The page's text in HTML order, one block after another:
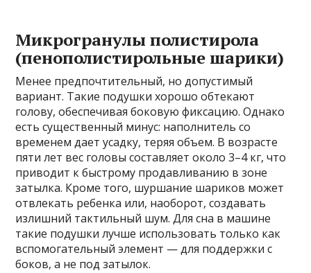
Микрогранулы полистирола
(пенополистирольные шарики)
Менее предпочтительный, но допустимый
вариант. Такие подушки хорошо обтекают
голову, обеспечивая боковую фиксацию. Однако
есть существенный минус: наполнитель со
временем дает усадку, теряя объем. В возрасте
пяти лет вес головы составляет около 3–4 кг, что
приводит к быстрому продавливанию в зоне
затылка. Кроме того, шуршание шариков может
отвлекать ребенка или, наоборот, создавать
излишний тактильный шум. Для сна в машине
такие подушки лучше использовать только как
вспомогательный элемент — для поддержки с
боков, а не под затылок.